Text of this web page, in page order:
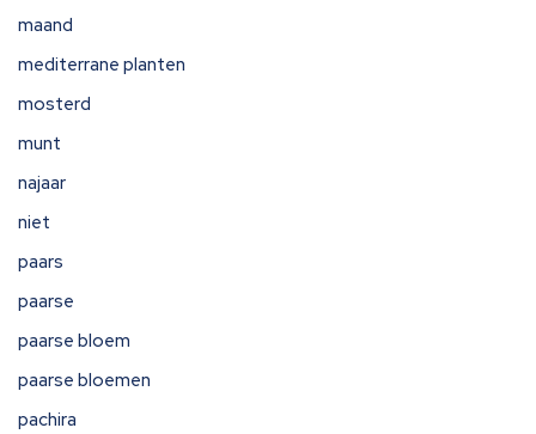
maand
mediterrane planten
mosterd
munt
najaar
niet
paars
paarse
paarse bloem
paarse bloemen
pachira